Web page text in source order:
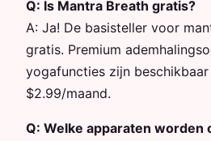
Q: Is Mantra Breath gratis?
A: Ja! De basisteller voor
gratis. Premium
yogafuncties zijn
$2.99/maand.
Q: Welke apparaten worden